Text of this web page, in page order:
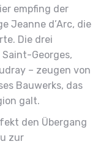
empfing der
Jeanne d’Arc, die
Die drei
Georges,
– zeugen von
Bauwerks, das
galt.
den Übergang
zur